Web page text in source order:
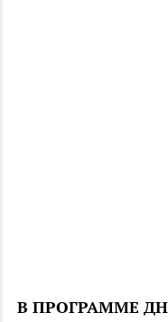
В ПРОГРАММЕ